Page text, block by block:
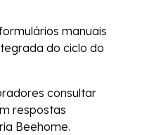
manuais
do ciclo do
consultar
respostas
Beehome.